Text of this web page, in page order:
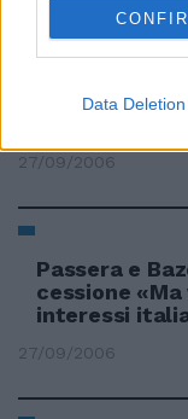
Data Deletion
27/09/2006
Passera e
cessione
interessi
27/09/2006